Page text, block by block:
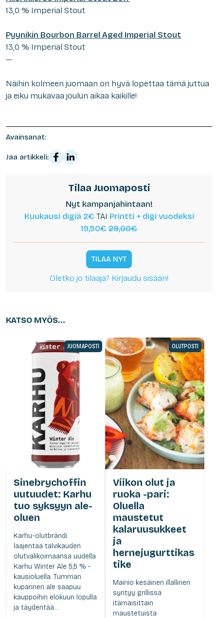
13,0 % Imperial Stout
Pyynikin Bourbon Barrel Aged Imperial Stout
13,0 % Imperial Stout
—
Näihin kolmeen juomaan on hyvä lopettaa tämä juttua
ja eiku mukavaa joulun aikaa kaikille!
Avainsanat:
Jaa artikkeli:
Tilaa Juomaposti
Nyt kampanjahintaan!
Kuukausi digiä 2€ TAI Printti + digi vuodeksi
19,50€ 29,00€
TILAA NYT
Oletko jo tilaaja? Kirjaudu sisään!
KATSO MYÖS...
JUOMAPOSTI
Sinebrychoffin
uutuudet: Karhu
tuo syksyyn ale-
oluen
Karhu-olutbrändi
laajentaa talvikauden
olutvalikoimaansa uudella
Karhu Winter Ale 5,5 % -
kausioluella. Tumman
kuparinen ale saapuu
kauppoihin elokuun lopulla
ja täydentää...
OLUTPOSTI
Viikon olut ja
ruoka -pari:
Oluella
maustetut
kalaruusukkeet
ja
hernejugurttikas
tike
Mainio kesäinen illallinen
syntyy grillissä
itämaisittain
maustetuista